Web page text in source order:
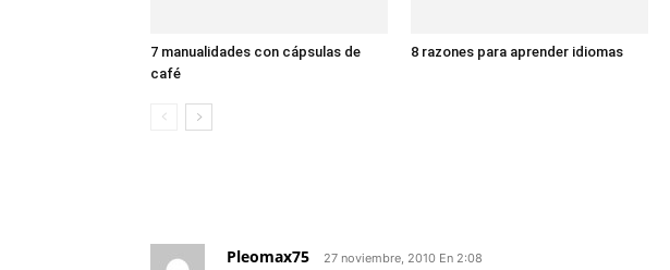
7 manualidades con cápsulas de
café
8 razones para aprender idiomas
Pleomax75 27 noviembre, 2010 En 2:08